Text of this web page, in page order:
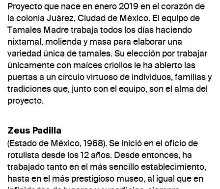
Proyecto que nace en enero 2019 en el corazón de
la colonia Juárez, Ciudad de México. El equipo de
Tamales Madre trabaja todos los días haciendo
nixtamal, molienda y masa para elaborar una
variedad única de tamales. Su elección por trabajar
únicamente con maíces criollos le ha abierto las
puertas a un círculo virtuoso de individuos, familias y
tradiciones que, junto con el equipo, son el alma del
proyecto.
Zeus Padilla
(Estado de México, 1968). Se inició en el oficio de
rotulista desde los 12 años. Desde entonces, ha
trabajado tanto en el más sencillo establecimiento,
hasta en el más prestigioso museo, al igual que en